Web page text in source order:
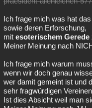
Ich frage mich was hat
sowie deren Erforschung,
mit esoterischem Gerede
Meiner Meinung nach
Ich frage mich warum
wenn wir doch genau
wer damit gemeint ist und
sehr fragwürdigen
Ist dies Absicht weil man